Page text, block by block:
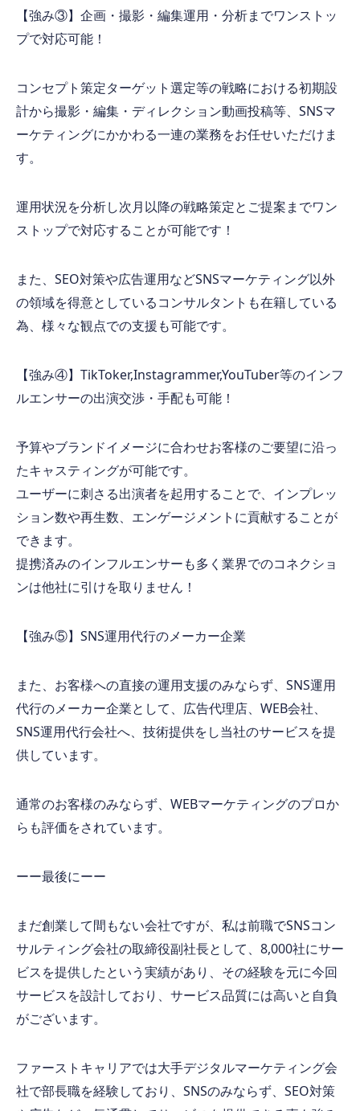
【強み③】企画・撮影・編集運用・分析までワンストッ
プで対応可能！
コンセプト策定ターゲット選定等の戦略における初期設
計から撮影・編集・ディレクション動画投稿等、 SNSマ
ーケティングにかかわる⼀連の業務をお任せいただけま
す。
運⽤状況を分析し次⽉以降の戦略策定とご提案までワン
ストップで対応することが可能です！
また、 SEO対策や広告運用などSNSマーケティング以外
の領域を得意としているコンサルタントも在籍している
為、様々な観点での支援も可能です。
【強み④】 TikToker,Instagrammer,YouTuber等のインフ
ルエンサーの出演交渉・手配も可能！
予算やブランドイメージに合わせお客様のご要望に沿っ
たキャスティングが可能です。
ユーザーに刺さる出演者を起⽤することで、インプレッ
ション数や再⽣数、エンゲージメントに貢献することが
できます。
提携済みのインフルエンサーも多く業界でのコネクショ
ンは他社に引けを取りません！
【強み⑤】 SNS運用代行のメーカー企業
また、お客様への直接の運用支援のみならず、 SNS運用
代行のメーカー企業として、広告代理店、 WEB会社、
SNS運用代行会社へ、技術提供をし当社のサービスを提
供しています。
通常のお客様のみならず、 WEBマーケティングのプロか
らも評価をされています。
ーー最後にーー
まだ創業して間もない会社ですが、私は前職でSNSコン
サルティング会社の取締役副社長として、 8,000社にサー
ビスを提供したという実績があり、その経験を元に今回
サービスを設計しており、サービス品質には高いと自負
がございます。
ファーストキャリアでは大手デジタルマーケティング会
社で部長職を経験しており、 SNSのみならず、 SEO対策